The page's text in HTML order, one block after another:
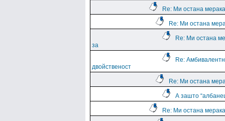
Re: Ми остана
Re: Ми остана
Re: Ми остана
за
Re:
двойственост
Re: Ми остана
А зашто
Re: Ми остана